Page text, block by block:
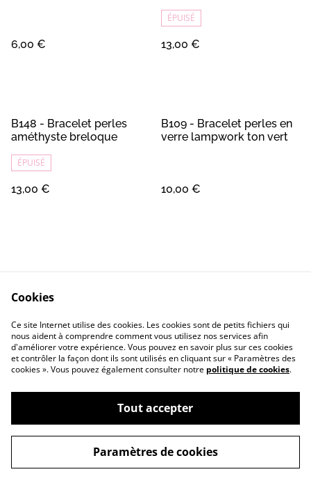
6,00 €
ÉPUISÉ
13,00 €
B148 - Bracelet perles
améthyste breloque
ÉPUISÉ
13,00 €
B109 - Bracelet perles en
verre lampwork ton vert
10,00 €
Contact
Conditions Générales
Confidentialité
Cookie
©2026pomme d’ours
powered by
Cookies
Ce site Internet utilise des cookies. Les cookies sont de petits fichiers qui
nous aident à comprendre comment vous utilisez nos services afin
d'améliorer votre expérience. Vous pouvez en savoir plus sur ces cookies
et contrôler la façon dont ils sont utilisés en cliquant sur « Paramètres des
cookies ». Vous pouvez également consulter notre politique de cookies.
Tout accepter
Paramètres de cookies